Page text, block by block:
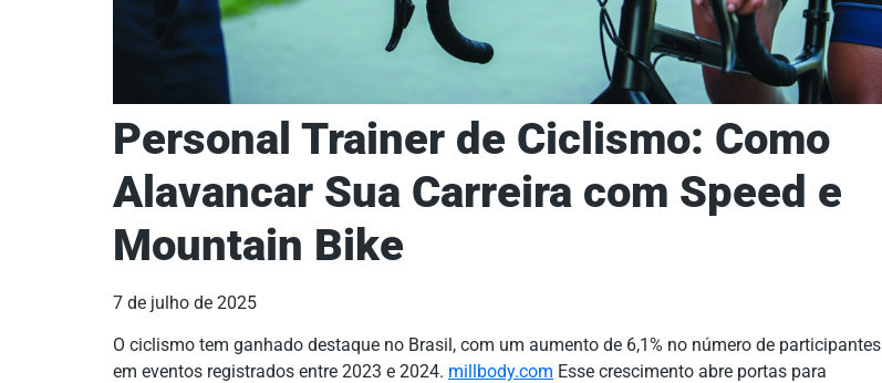
Personal Trainer de Ciclismo: Como
Alavancar Sua Carreira com Speed e
Mountain Bike
7 de julho de 2025
O ciclismo tem ganhado destaque no Brasil, com um aumento de 6,1% no número de participantes
em eventos registrados entre 2023 e 2024. millbody.com Esse crescimento abre portas para